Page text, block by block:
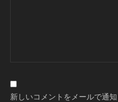
新しいコメントをメールで通知